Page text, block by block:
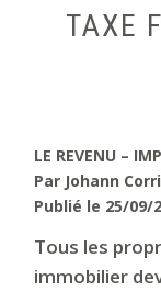
TAXE
LE REVENU –
Par Johann
Publié le 25/09/
Tous les
immobilier